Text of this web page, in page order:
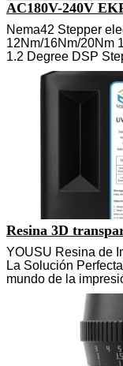
AC180V-240V
Nema42 Stepper
12Nm/16Nm/20Nm
1.2 Degree DSP
Resina 3D
YOUSU Resina de
La Solución
mundo de la